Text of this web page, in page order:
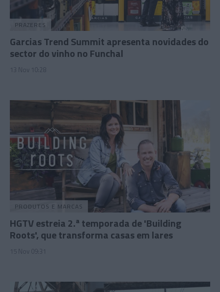
PRAZERES
Garcias Trend Summit apresenta novidades do
sector do vinho no Funchal
13 Nov 10:28
PRODUTOS E MARCAS
HGTV estreia 2.ª temporada de 'Building
Roots', que transforma casas em lares
15 Nov 09:31